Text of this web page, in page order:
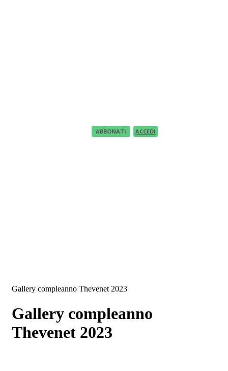
ABBONATI ACCEDI
Gallery compleanno Thevenet 2023
Gallery compleanno
Thevenet 2023